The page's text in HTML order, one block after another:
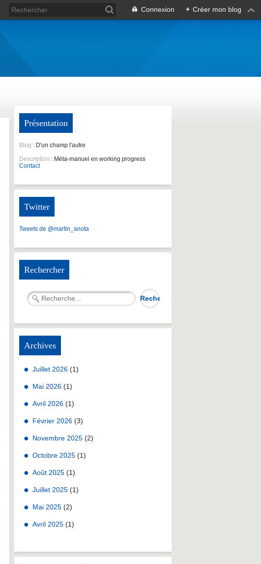
Connexion + Créer mon blog
Présentation
Blog : D'un champ l'autre
Description : Méta-manuel en working progress
Contact
Twitter
Tweets de @martin_anota
Rechercher
Archives
Juillet 2026 (1)
Mai 2026 (1)
Avril 2026 (1)
Février 2026 (3)
Novembre 2025 (2)
Octobre 2025 (1)
Août 2025 (1)
Juillet 2025 (1)
Mai 2025 (2)
Avril 2025 (1)